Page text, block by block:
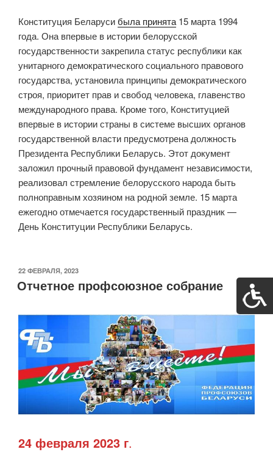
Конституция Беларусибыла принята 15 марта 1994
года. Она впервые в истории белорусской
государственности закрепила статус республики как
унитарного демократического социального правового
государства, установила принципы демократического
строя, приоритет прав и свобод человека, главенство
международного права. Кроме того, Конституцией
впервые в истории страны в системе высших органов
государственной власти предусмотрена должность
Президента Республики Беларусь. Этот документ
заложил прочный правовой фундамент независимости,
реализовал стремление белорусского народа быть
полноправным хозяином на родной земле. 15 марта
ежегодно отмечается государственный праздник —
День Конституции Республики Беларусь.
ОПУБЛИКОВАНО
22 ФЕВРАЛЯ, 2023
Отчетное профсоюзное собрание
24 февраля 2023 г.